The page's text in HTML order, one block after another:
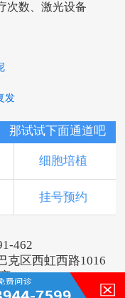
次数、激光设备
发
那试试下面通道吧
细胞培植
挂号预约
462
克区西虹西路1016
」
皮肤病医院